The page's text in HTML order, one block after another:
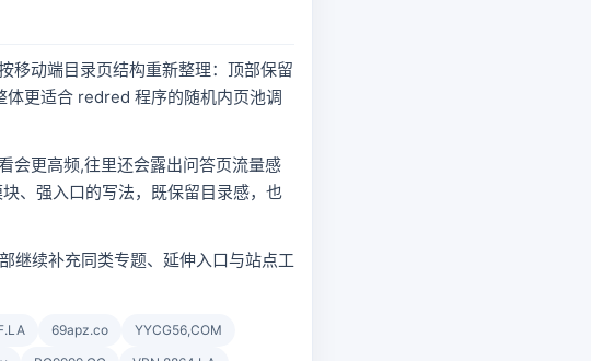
移动端目录页结构重新整理：顶部保留
体更适合 redred 程序的随机内页池调
会更高频,往里还会露出问答页流量感
、强入口的写法，既保留目录感，也
继续补充同类专题、延伸入口与站点工
69apz.co
YYCG56,COM